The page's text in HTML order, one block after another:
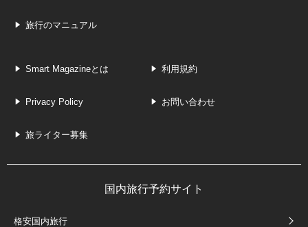
旅行のマニュアル
Smart Magazineとは 利用規約
Privacy Policy お問い合わせ
旅ライター募集
国内旅行予約サイト
格安国内旅行